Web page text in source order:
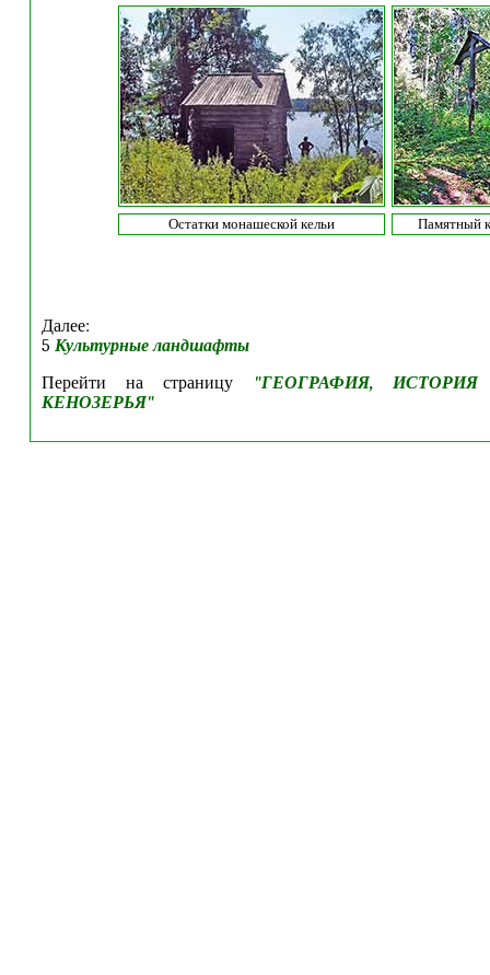
Остатки монашеской кельи Памятный
Далее:
5 Культурные ландшафты
Перейти на страницу
"ГЕОГРАФИЯ,
КЕНОЗЕРЬЯ"